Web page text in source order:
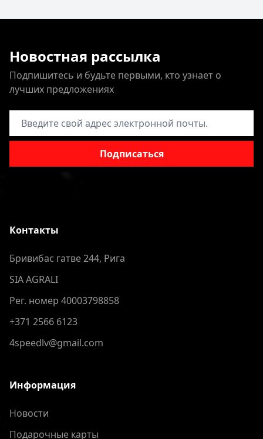
Новостная рассылка
Подпишитесь и будьте первыми, кто узнает о
лучших предложениях
Адрес электронной почты
Подписаться
Контакты
Бривибас гатве 244, Рига
SIA AGRALI
Рег. номер 40003798858
+371 2566 6123
4speedlv@gmail.com
Информация
Новости
Подарочные карты